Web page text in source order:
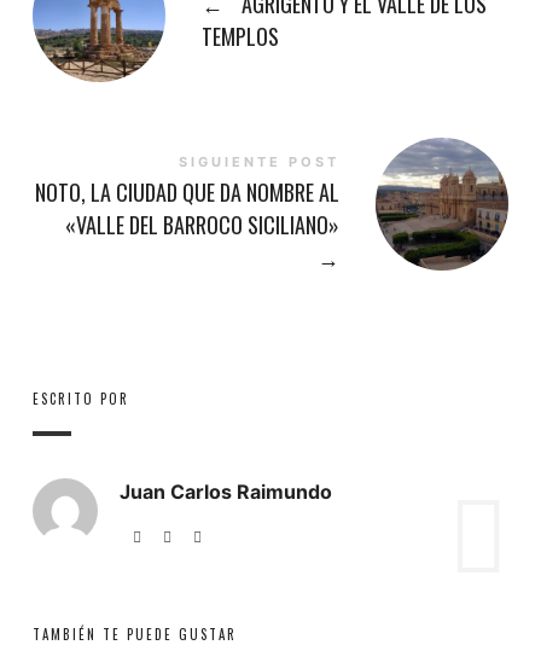
TEMPLOS
SIGUIENTE POST
NOTO, LA CIUDAD QUE DA NOMBRE AL
«VALLE DEL BARROCO SICILIANO»
→
ESCRITO POR
Juan Carlos Raimundo
TAMBIÉN TE PUEDE GUSTAR